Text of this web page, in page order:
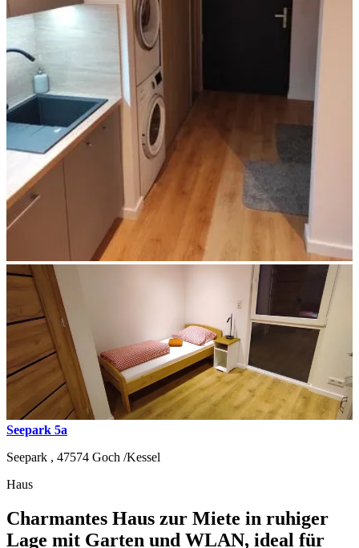
Seepark 5a
Seepark , 47574 Goch /Kessel
Haus
Charmantes Haus zur Miete in ruhiger
Lage mit Garten und WLAN, ideal für